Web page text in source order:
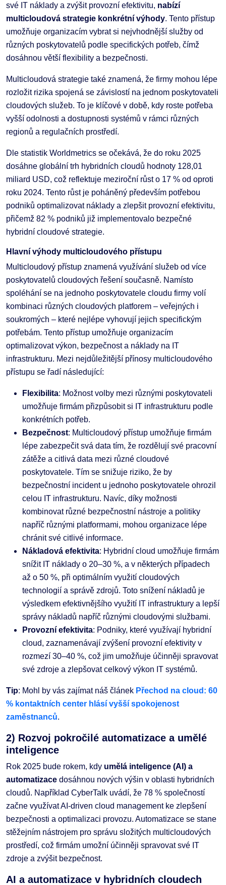
své IT náklady a zvýšit provozní efektivitu, nabízí
multicloudová strategie konkrétní výhody. Tento přístup
umožňuje organizacím vybrat si nejvhodnější služby od
různých poskytovatelů podle specifických potřeb, čímž
dosáhnou větší flexibility a bezpečnosti.
Multicloudová strategie také znamená, že firmy mohou lépe
rozložit rizika spojená se závislostí na jednom poskytovateli
cloudových služeb. To je klíčové v době, kdy roste potřeba
vyšší odolnosti a dostupnosti systémů v rámci různých
regionů a regulačních prostředí.
Dle statistik Worldmetrics se očekává, že do roku 2025
dosáhne globální trh hybridních cloudů hodnoty 128,01
miliard USD, což reflektuje meziroční růst o 17 % od oproti
roku 2024. Tento růst je poháněný především potřebou
podniků optimalizovat náklady a zlepšit provozní efektivitu,
přičemž 82 % podniků již implementovalo bezpečné
hybridní cloudové strategie​.
Hlavní výhody multicloudového přístupu
Multicloudový přístup znamená využívání služeb od více
poskytovatelů cloudových řešení současně. Namísto
spoléhání se na jednoho poskytovatele cloudu firmy volí
kombinaci různých cloudových platforem – veřejných i
soukromých – které nejlépe vyhovují jejich specifickým
potřebám. Tento přístup umožňuje organizacím
optimalizovat výkon, bezpečnost a náklady na IT
infrastrukturu. Mezi nejdůležitější přínosy multicloudového
přístupu se řadí následující:
Flexibilita: Možnost volby mezi různými poskytovateli
umožňuje firmám přizpůsobit si IT infrastrukturu podle
konkrétních potřeb.
Bezpečnost: Multicloudový přístup umožňuje firmám
lépe zabezpečit svá data tím, že rozdělují své pracovní
zátěže a citlivá data mezi různé cloudové
poskytovatele. Tím se snižuje riziko, že by
bezpečnostní incident u jednoho poskytovatele ohrozil
celou IT infrastrukturu. Navíc, díky možnosti
kombinovat různé bezpečnostní nástroje a politiky
napříč různými platformami, mohou organizace lépe
chránit své citlivé informace.
Nákladová efektivita: Hybridní cloud umožňuje firmám
snížit IT náklady o 20–30 %, a v některých případech
až o 50 %, při optimálním využití cloudových
technologií a správě zdrojů. Toto snížení nákladů je
výsledkem efektivnějšího využití IT infrastruktury a lepší
správy nákladů napříč různými cloudovými službami.
Provozní efektivita: Podniky, které využívají hybridní
cloud, zaznamenávají zvýšení provozní efektivity v
rozmezí 30–40 %, což jim umožňuje účinněji spravovat
své zdroje a zlepšovat celkový výkon IT systémů.
Tip: Mohl by vás zajímat náš článek Přechod na cloud: 60
% kontaktních center hlásí vyšší spokojenost
zaměstnanců.
2) Rozvoj pokročilé automatizace a umělé
inteligence
Rok 2025 bude rokem, kdy umělá inteligence (AI) a
automatizace dosáhnou nových výšin v oblasti hybridních
cloudů. Například CyberTalk uvádí, že 78 % společností
začne využívat AI-driven cloud management ke zlepšení
bezpečnosti a optimalizaci provozu. Automatizace se stane
stěžejním nástrojem pro správu složitých multicloudových
prostředí, což firmám umožní účinněji spravovat své IT
zdroje a zvýšit bezpečnost.
AI a automatizace v hybridních cloudech